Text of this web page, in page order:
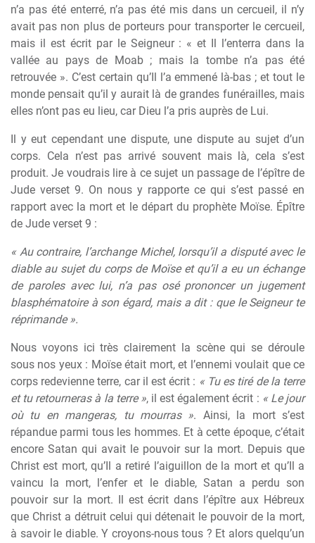
n’a pas été enterré, n’a pas été mis dans un cercueil, il n’y
avait pas non plus de porteurs pour transporter le cercueil,
mais il est écrit par le Seigneur : « et Il l’enterra dans la
vallée au pays de Moab ; mais la tombe n’a pas été
retrouvée ». C’est certain qu’Il l’a emmené là-bas ; et tout le
monde pensait qu’il y aurait là de grandes funérailles, mais
elles n’ont pas eu lieu, car Dieu l’a pris auprès de Lui.
Il y eut cependant une dispute, une dispute au sujet d’un
corps. Cela n’est pas arrivé souvent mais là, cela s’est
produit. Je voudrais lire à ce sujet un passage de l’épître de
Jude verset 9. On nous y rapporte ce qui s’est passé en
rapport avec la mort et le départ du prophète Moïse. Épître
de Jude verset 9 :
« Au contraire, l’archange Michel, lorsqu’il a disputé avec le
diable au sujet du corps de Moïse et qu’il a eu un échange
de paroles avec lui, n’a pas osé prononcer un jugement
blasphématoire à son égard, mais a dit : que le Seigneur te
réprimande ».
Nous voyons ici très clairement la scène qui se déroule
sous nos yeux : Moïse était mort, et l’ennemi voulait que ce
corps redevienne terre, car il est écrit : « Tu es tiré de la terre
et tu retourneras à la terre », il est également écrit : « Le jour
où tu en mangeras, tu mourras ». Ainsi, la mort s’est
répandue parmi tous les hommes. Et à cette époque, c’était
encore Satan qui avait le pouvoir sur la mort. Depuis que
Christ est mort, qu’Il a retiré l’aiguillon de la mort et qu’Il a
vaincu la mort, l’enfer et le diable, Satan a perdu son
pouvoir sur la mort. Il est écrit dans l’épître aux Hébreux
que Christ a détruit celui qui détenait le pouvoir de la mort,
à savoir le diable. Y croyons-nous tous ? Et alors quelqu’un